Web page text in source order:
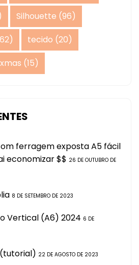
Silhouette (96)
tecido (20)
xmas (15)
ferragem exposta A5 fácil
economizar $$ 26 DE OUTUBRO DE
8 DE SETEMBRO DE 2023
Vertical (A6) 2024 6 DE
22 DE AGOSTO DE 2023